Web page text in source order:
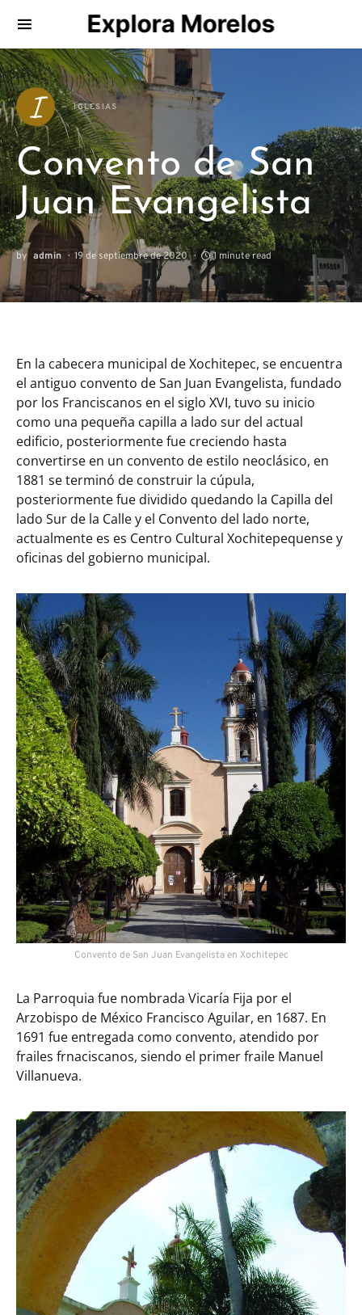
Explora Morelos
Search for:
I IGLESIAS
Convento de San
Juan Evangelista
by admin 19 de septiembre de 2020 1 minute read
En la cabecera municipal de Xochitepec, se encuentra
el antiguo convento de San Juan Evangelista, fundado
por los Franciscanos en el siglo XVI, tuvo su inicio
como una pequeña capilla a lado sur del actual
edificio, posteriormente fue creciendo hasta
convertirse en un convento de estilo neoclásico, en
1881 se terminó de construir la cúpula,
posteriormente fue dividido quedando la Capilla del
lado Sur de la Calle y el Convento del lado norte,
actualmente es es Centro Cultural Xochitepequense y
oficinas del gobierno municipal.
Convento de San Juan Evangelista en Xochitepec
La Parroquia fue nombrada Vicaría Fija por el
Arzobispo de México Francisco Aguilar, en 1687. En
1691 fue entregada como convento, atendido por
frailes frnaciscanos, siendo el primer fraile Manuel
Villanueva.